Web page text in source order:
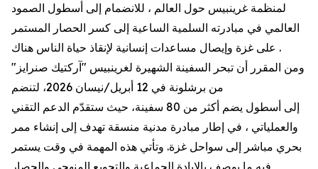
لمنظمة غرينبيس حول العالم ، للانضمام إلى أسطول الصمود
العالمي في مبادرته السلمية الساعية إلى كسر الحصار المستمر
على غزة وإيصال مساعدات إنسانية لإنقاذ حياة الناس هناك .
ومن المقرر أن تبحر السفينة الشهيرة لغرينبيس "آركتيك صنرايز"
من برشلونة في 12 أبريل/نيسان 2026، لتنضم
إلى أسطول يضم أكثر من 80 سفينة، حيث ستقدّم الدعم التقني
والعملياتي ، في إطار مبادرة مدنية منسقة تهدف إلى إنشاء ممر
بحري مباشر إلى سواحل غزة. وتأتي هذه المهمة في وقت يستمر
فيه ما يوصف بالإبادة الجماعية والتجويع المنهجي والحصار